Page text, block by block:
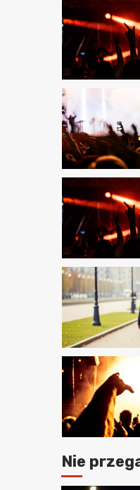
2
3
4
5
6
Nie